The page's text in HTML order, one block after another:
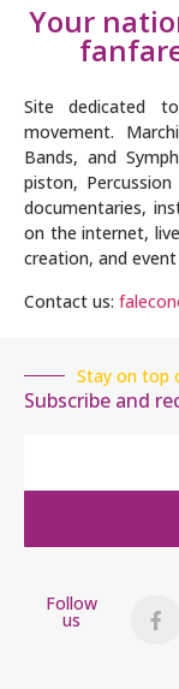
Your
Site dedicated
movement.
Bands, and
piston,
documentaries,
on the internet,
creation, and
Contact us:
Stay on top
Subscribe and
Follow
us